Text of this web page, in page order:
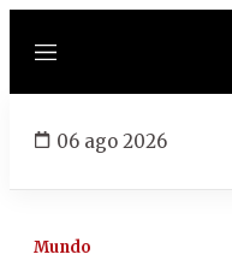
Menú
06 ago 2026
Mundo